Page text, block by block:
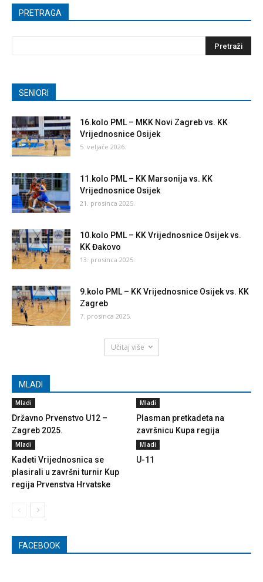
PRETRAGA
SENIORI
16.kolo PML – MKK Novi Zagreb vs. KK
Vrijednosnice Osijek
5. veljače 2026.
11.kolo PML – KK Marsonija vs. KK
Vrijednosnice Osijek
21. prosinca 2025.
10.kolo PML – KK Vrijednosnice Osijek vs.
KK Đakovo
13. prosinca 2025.
9.kolo PML – KK Vrijednosnice Osijek vs. KK
Zagreb
7. prosinca 2025.
Učitaj više
MLADI
Mladi
Državno Prvenstvo U12 –
Zagreb 2025.
Mladi
Plasman pretkadeta na
završnicu Kupa regija
Mladi
Kadeti Vrijednosnica se
plasirali u završni turnir Kup
regija Prvenstva Hrvatske
Mladi
U-11
FACEBOOK